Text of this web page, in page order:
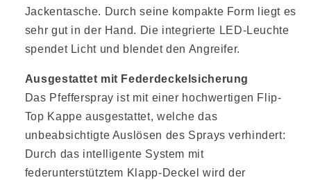
Jackentasche. Durch seine kompakte Form liegt es
sehr gut in der Hand. Die integrierte LED-Leuchte
spendet Licht und blendet den Angreifer.
Ausgestattet mit Federdeckelsicherung
Das Pfefferspray ist mit einer hochwertigen Flip-
Top Kappe ausgestattet, welche das
unbeabsichtigte Auslösen des Sprays verhindert:
Durch das intelligente System mit
federunterstütztem Klapp-Deckel wird der